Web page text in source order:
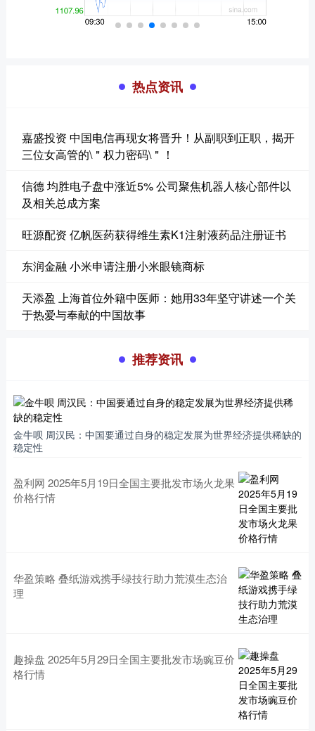
热点资讯
嘉盛投资 中国电信再现女将晋升！从副职到正职，揭开
三位女高管的\＂权力密码\＂！
信德 均胜电子盘中涨近5% 公司聚焦机器人核心部件以
及相关总成方案
旺源配资 亿帆医药获得维生素K1注射液药品注册证书
东润金融 小米申请注册小米眼镜商标
天添盈 上海首位外籍中医师：她用33年坚守讲述一个关
于热爱与奉献的中国故事
推荐资讯
金牛呗 周汉民：中国要通过自身的稳定发展为世界经济提供稀缺的
稳定性
盈利网 2025年5月19日全国主要批发市场火龙果
价格行情
华盈策略 叠纸游戏携手绿技行助力荒漠生态治
理
趣操盘 2025年5月29日全国主要批发市场豌豆价
格行情